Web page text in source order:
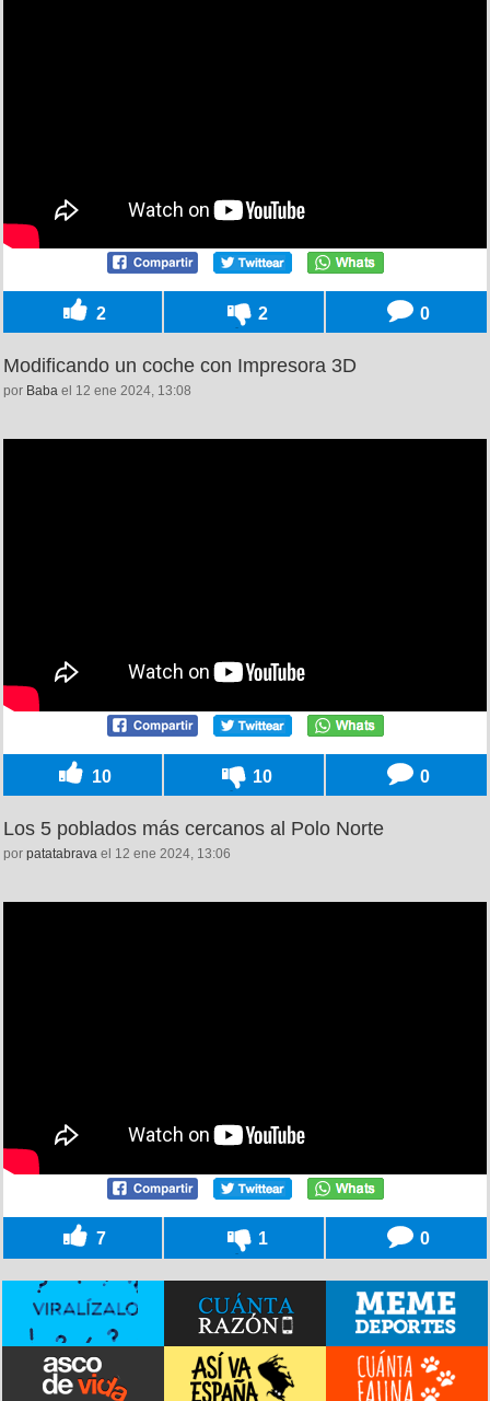
2 2 0
Modificando un coche con Impresora 3D
por Baba el 12 ene 2024, 13:08
10 10 0
Los 5 poblados más cercanos al Polo Norte
por patatabrava el 12 ene 2024, 13:06
7 1 0